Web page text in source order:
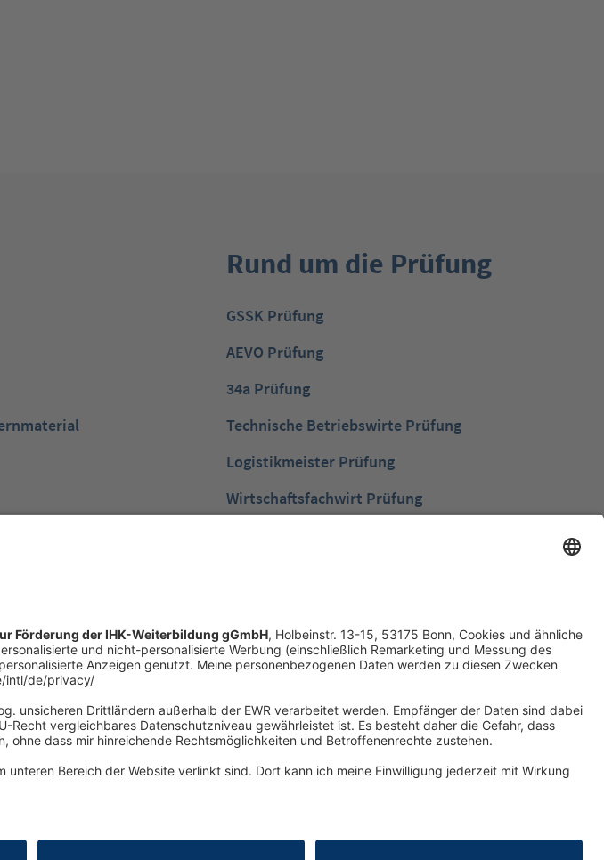
Rund um die Prüfung
GSSK Prüfung
AEVO Prüfung
34a Prüfung
Technische Betriebswirte Prüfung
Logistikmeister Prüfung
Wirtschaftsfachwirt Prüfung
Handelsfachwirt Prüfung
Fachwirte im Gesundheits- und Sozialwesen
Prüfung
Zahlungsinformationen Erklärung zur Barrierefreiheit
Produktsicherheit